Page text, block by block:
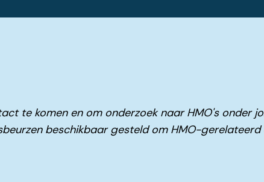
te komen en om onderzoek naar HMO's onder
beschikbaar gesteld om HMO-